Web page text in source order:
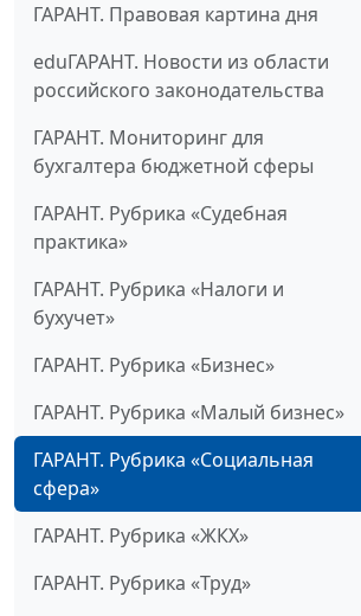
ГАРАНТ. Правовая картина дня
eduГАРАНТ. Новости из области
российского законодательства
ГАРАНТ. Мониторинг для
бухгалтера бюджетной сферы
ГАРАНТ. Рубрика «Судебная
практика»
ГАРАНТ. Рубрика «Налоги и
бухучет»
ГАРАНТ. Рубрика «Бизнес»
ГАРАНТ. Рубрика «Малый бизнес»
ГАРАНТ. Рубрика «Социальная
сфера»
ГАРАНТ. Рубрика «ЖКХ»
ГАРАНТ. Рубрика «Труд»